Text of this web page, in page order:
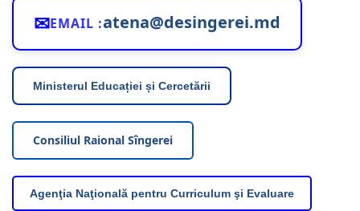
✉EMAIL :atena@desingerei.md
Ministerul Educației și Cercetării
Consiliul Raional Sîngerei
Agenţia Naţională pentru Curriculum şi Evaluare